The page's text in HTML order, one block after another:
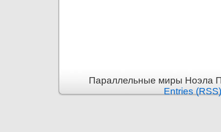
Параллельные миры Ноэла
Entries (RSS)